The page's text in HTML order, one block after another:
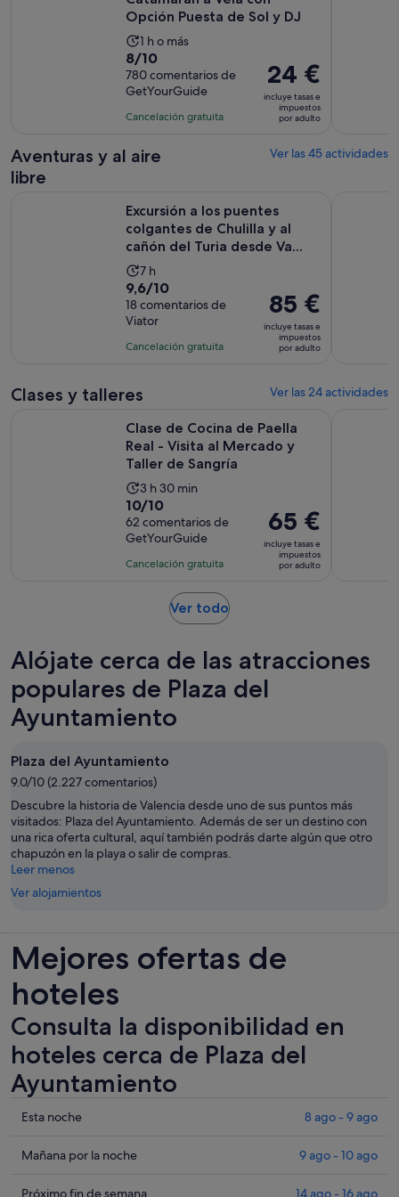
por
adulto
Opción Puesta de Sol y DJ
La
duración
de
la
actividad
de
1 h o más
8.0
sobre
10
con
comentarios
8/10
780 comentarios de
GetYourGuide
Cancelación gratuita
El
precio
es
de
por
24 €
incluye tasas e
impuestos
por adulto
Aventuras y al aire
libre
Ver las 45 actividades
Excursión a los puentes
colgantes de Chulilla y al
cañón del Turia desde Va...
La
duración
de
la
actividad
7 horas
7 h
9.6
sobre
10
con
9,6/10
18 comentarios de
Viator
Cancelación gratuita
El
precio
es
de
por
85 €
incluye tasas e
impuestos
por adulto
Clases y talleres Ver las 24 actividades
Clase de Cocina de Paella
Real - Visita al Mercado y
Taller de Sangría
La
duración
de
la
actividad
3 horas
30 minutos
3 h 30 min
10.0
sobre
10
con
comentarios
10/10
62 comentarios de
GetYourGuide
Cancelación gratuita
El
precio
es
de
65 €
incluye tasas e
impuestos
por adulto
Ver todoSe
una
pestaña
nueva
Alójate cerca de las atracciones
populares de Plaza del
Ayuntamiento
Plaza del Ayuntamiento
9.0/10 (2.227 comentarios)
Descubre la historia de Valencia desde uno de sus puntos más
visitados: Plaza del Ayuntamiento. Además de ser un destino con
una rica oferta cultural, aquí también podrás darte algún que otro
chapuzón en la playa o salir de compras.
Leer menos
Ver alojamientos
Mejores ofertas de
hoteles
Consulta la disponibilidad en
hoteles cerca de Plaza del
Ayuntamiento
Comprueba
precios
de
Esta noche 8 ago - 9 ago
Comprueba
Mañana por la noche 9 ago - 10 ago
Próximo fin de semana 14 ago - 16 ago